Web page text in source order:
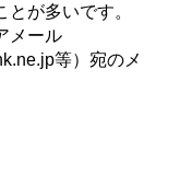
が多いです。
メール
等）宛のメ